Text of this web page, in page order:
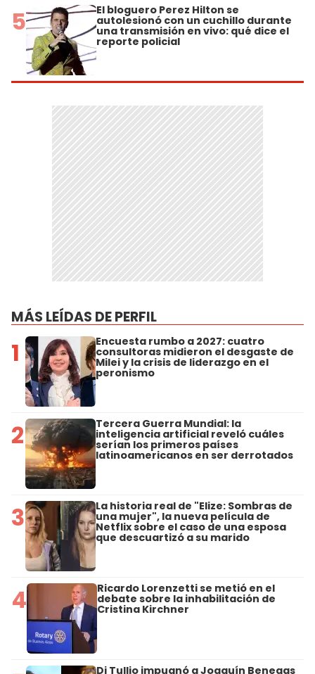
5 El bloguero Perez Hilton se
autolesionó con un cuchillo durante
una transmisión en vivo: qué dice el
reporte policial
MÁS LEÍDAS DE PERFIL
1 Encuesta rumbo a 2027: cuatro
consultoras midieron el desgaste de
Milei y la crisis de liderazgo en el
peronismo
2 Tercera Guerra Mundial: la
inteligencia artificial reveló cuáles
serían los primeros países
latinoamericanos en ser derrotados
3 La historia real de "Elize: Sombras de
una mujer", la nueva película de
Netflix sobre el caso de una esposa
que descuartizó a su marido
4 Ricardo Lorenzetti se metió en el
debate sobre la inhabilitación de
Cristina Kirchner
Di Tullio impugnó a Joaquín Benegas